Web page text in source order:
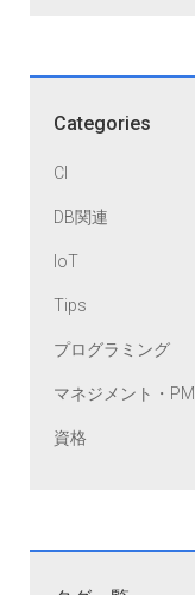
Categories
CI
DB関連
IoT
Tips
プログラミング
マネジメント・PM
資格